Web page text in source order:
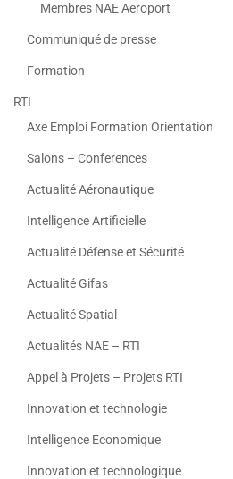
Membres NAE Aeroport
Communiqué de presse
Formation
RTI
Axe Emploi Formation Orientation
Salons – Conferences
Actualité Aéronautique
Intelligence Artificielle
Actualité Défense et Sécurité
Actualité Gifas
Actualité Spatial
Actualités NAE – RTI
Appel à Projets – Projets RTI
Innovation et technologie
Intelligence Economique
Innovation et technologique